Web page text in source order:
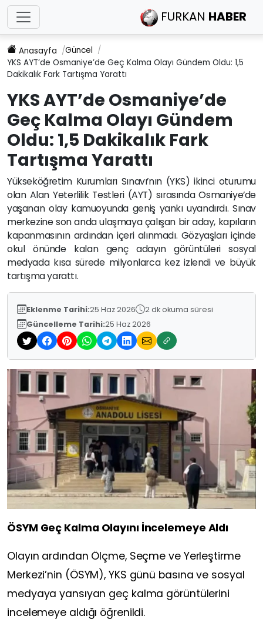
FURKAN HABER
Anasayfa
Güncel
YKS AYT’de Osmaniye’de Geç Kalma Olayı Gündem Oldu: 1,5
Dakikalık Fark Tartışma Yarattı
YKS AYT’de Osmaniye’de
Geç Kalma Olayı Gündem
Oldu: 1,5 Dakikalık Fark
Tartışma Yarattı
Yükseköğretim Kurumları Sınavı’nın (YKS) ikinci oturumu
olan Alan Yeterlilik Testleri (AYT) sırasında Osmaniye’de
yaşanan olay kamuoyunda geniş yankı uyandırdı. Sınav
merkezine son anda ulaşmaya çalışan bir aday, kapıların
kapanmasının ardından içeri alınmadı. Gözyaşları içinde
okul önünde kalan genç adayın görüntüleri sosyal
medyada kısa sürede milyonlarca kez izlendi ve büyük
tartışma yarattı.
Eklenme Tarihi:25 Haz 2026
2 dk okuma süresi
Güncelleme Tarihi:25 Haz 2026
ÖSYM Geç Kalma Olayını İncelemeye Aldı
Olayın ardından Ölçme, Seçme ve Yerleştirme
Merkezi’nin (ÖSYM), YKS günü basına ve sosyal
medyaya yansıyan geç kalma görüntülerini
incelemeye aldığı öğrenildi.